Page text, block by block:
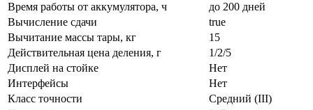
Время работы от аккумулятора, ч
до 200 дней
Вычисление сдачи
true
Вычитание массы тары, кг
15
Действительная цена деления, г
1/2/5
Дисплей на стойке
Нет
Интерфейсы
Нет
Класс точности
Средний (III)